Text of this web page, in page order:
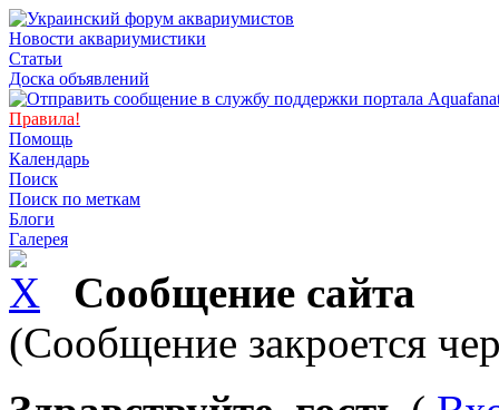
Новости аквариумистики
Статьи
Доска объявлений
Правила!
Помощь
Календарь
Поиск
Поиск по меткам
Блоги
Галерея
Сообщение сайта
(Сообщение закроется